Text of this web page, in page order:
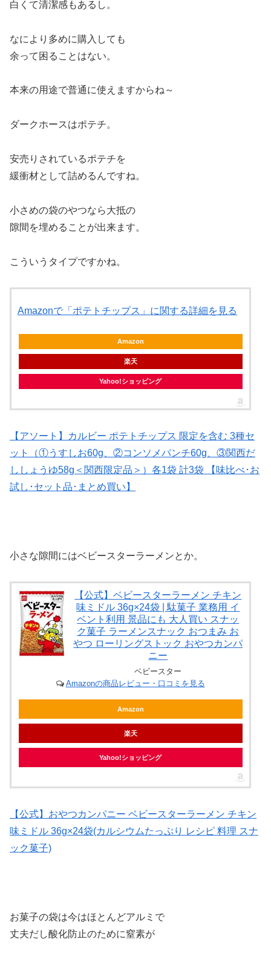
白くて清潔感もあるし。
なにより多めに購入しても
余って困ることはない。
本来の用途で普通に使えますからね～
ダークホースはポテチ。
安売りされているポテチを
緩衝材として詰めるんですね。
小さめの袋のやつなら大抵の
隙間を埋めることが出来ます。
こういうタイプですかね。
Amazonで「ポテトチップス」に関する詳細を見る
Amazon
楽天
Yahoo!ショッピング
【アソート】カルビー ポテトチップス 限定を含む 3種セ
ット（①うすしお60g、②コンソメパンチ60g、③関西だ
ししょうゆ58g＜関西限定品＞）各1袋 計3袋 【味比べ･お
試し･セット品･まとめ買い】
小さな隙間にはベビースターラーメンとか。
【公式】ベビースターラーメン チキン
味ミドル 36g×24袋 | 駄菓子 業務用 イ
ベント利用 景品にも 大人買い スナッ
ク菓子 ラーメンスナック おつまみ お
やつ ローリングストック おやつカンパ
ニー
ベビースター
Amazonの商品レビュー・口コミを見る
Amazon
楽天
Yahoo!ショッピング
【公式】おやつカンパニー ベビースターラーメン チキン
味ミドル 36g×24袋(カルシウムたっぷり レシピ 料理 スナ
ック菓子)
お菓子の袋は今はほとんどアルミで
丈夫だし酸化防止のために窒素が